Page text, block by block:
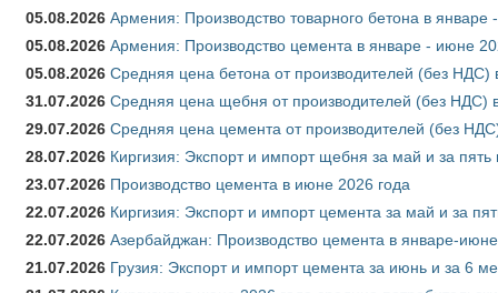
05.08.2026 Армения: Производство товарного бетона в январе
05.08.2026 Армения: Производство цемента в январе - июне
05.08.2026 Средняя цена бетона от производителей (без НДС)
31.07.2026 Средняя цена щебня от производителей (без НДС)
29.07.2026 Средняя цена цемента от производителей (без
28.07.2026 Киргизия: Экспорт и импорт щебня за май и за
23.07.2026 Производство цемента в июне 2026 года
22.07.2026 Киргизия: Экспорт и импорт цемента за май и за
22.07.2026 Азербайджан: Производство цемента в январе-
21.07.2026 Грузия: Экспорт и импорт цемента за июнь и за 6